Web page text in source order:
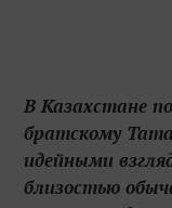
В Казахстане
братскому
идейными
близостью